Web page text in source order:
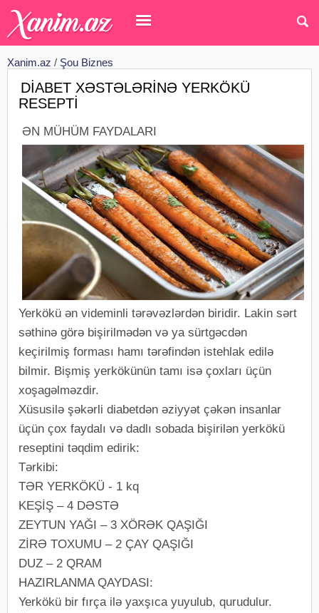
Xanim.az / Şou Biznes
DİABET XƏSTƏLƏRİNƏ YERKÖKÜ
RESEPTİ
ƏN MÜHÜM FAYDALARI
Yerkökü ən videminli tərəvəzlərdən biridir. Lakin sərt
səthinə görə bişirilmədən və ya sürtgəcdən
keçirilmiş forması hamı tərəfindən istehlak edilə
bilmir. Bişmiş yerkökünün tamı isə çoxları üçün
xoşagəlməzdir.
Xüsusilə şəkərli diabetdən əziyyət çəkən insanlar
üçün çox faydalı və dadlı sobada bişirilən yerkökü
reseptini təqdim edirik:
Tərkibi:
TƏR YERKÖKÜ - 1 kq
KEŞİŞ – 4 DƏSTƏ
ZEYTUN YAĞI – 3 XÖRƏK QAŞIĞI
ZİRƏ TOXUMU – 2 ÇAY QAŞIĞI
DUZ – 2 QRAM
HAZIRLANMA QAYDASI:
Yerkökü bir fırça ilə yaxşıca yuyulub, qurudulur.